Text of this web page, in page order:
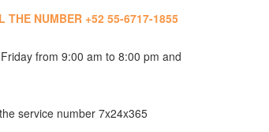
THE NUMBER +52 55-6717-1855
from 9:00 am to 8:00 pm and
service number 7x24x365